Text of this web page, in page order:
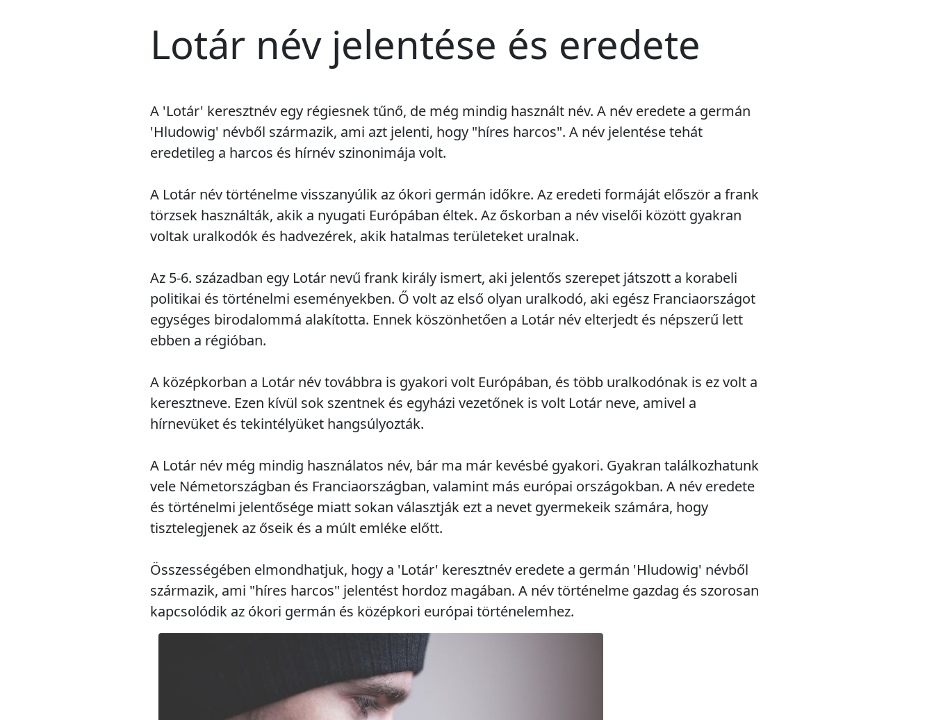
Lotár név jelentése és eredete
A 'Lotár' keresztnév egy régiesnek tűnő, de még mindig használt név. A név eredete a germán
'Hludowig' névből származik, ami azt jelenti, hogy "híres harcos". A név jelentése tehát
eredetileg a harcos és hírnév szinonimája volt.
A Lotár név történelme visszanyúlik az ókori germán időkre. Az eredeti formáját először a frank
törzsek használták, akik a nyugati Európában éltek. Az őskorban a név viselői között gyakran
voltak uralkodók és hadvezérek, akik hatalmas területeket uralnak.
Az 5-6. században egy Lotár nevű frank király ismert, aki jelentős szerepet játszott a korabeli
politikai és történelmi eseményekben. Ő volt az első olyan uralkodó, aki egész Franciaországot
egységes birodalommá alakította. Ennek köszönhetően a Lotár név elterjedt és népszerű lett
ebben a régióban.
A középkorban a Lotár név továbbra is gyakori volt Európában, és több uralkodónak is ez volt a
keresztneve. Ezen kívül sok szentnek és egyházi vezetőnek is volt Lotár neve, amivel a
hírnevüket és tekintélyüket hangsúlyozták.
A Lotár név még mindig használatos név, bár ma már kevésbé gyakori. Gyakran találkozhatunk
vele Németországban és Franciaországban, valamint más európai országokban. A név eredete
és történelmi jelentősége miatt sokan választják ezt a nevet gyermekeik számára, hogy
tisztelegjenek az őseik és a múlt emléke előtt.
Összességében elmondhatjuk, hogy a 'Lotár' keresztnév eredete a germán 'Hludowig' névből
származik, ami "híres harcos" jelentést hordoz magában. A név történelme gazdag és szorosan
kapcsolódik az ókori germán és középkori európai történelemhez.